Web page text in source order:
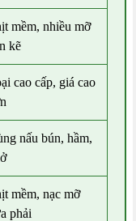
mềm, nhiều mỡ
kẽ
cao cấp, giá cao
nấu bún, hầm,
mềm, nạc mỡ
phải